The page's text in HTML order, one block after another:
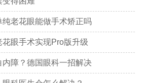
老花眼能做手术矫正吗
眼手术实现Pro版升级
障？德国眼科一招解决